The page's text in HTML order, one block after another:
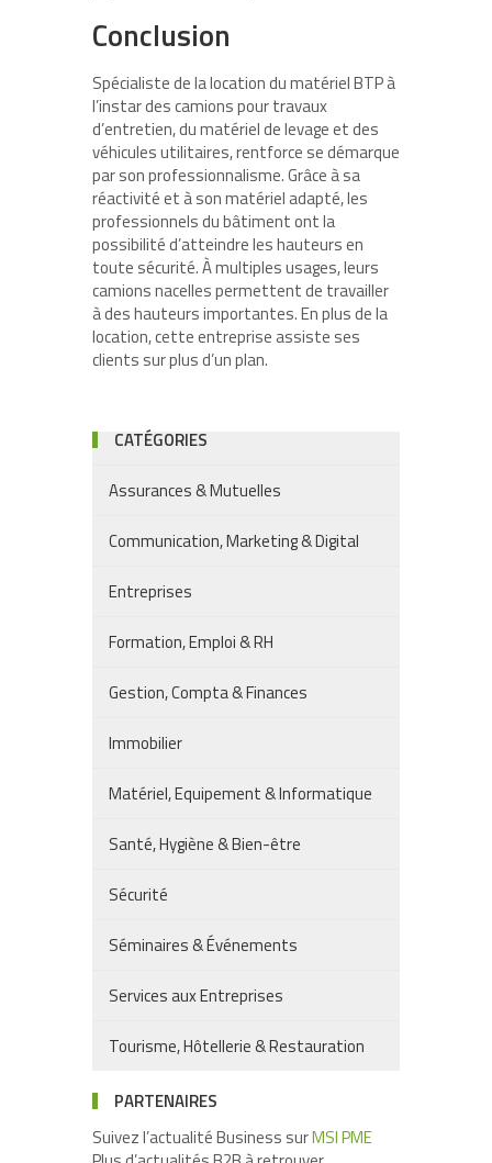
Conclusion
Spécialiste de la location du matériel BTP à
l’instar des camions pour travaux
d’entretien, du matériel de levage et des
véhicules utilitaires, rentforce se démarque
par son professionnalisme. Grâce à sa
réactivité et à son matériel adapté, les
professionnels du bâtiment ont la
possibilité d’atteindre les hauteurs en
toute sécurité. À multiples usages, leurs
camions nacelles permettent de travailler
à des hauteurs importantes. En plus de la
location, cette entreprise assiste ses
clients sur plus d’un plan.
CATÉGORIES
Assurances & Mutuelles
Communication, Marketing & Digital
Entreprises
Formation, Emploi & RH
Gestion, Compta & Finances
Immobilier
Matériel, Equipement & Informatique
Santé, Hygiène & Bien-être
Sécurité
Séminaires & Événements
Services aux Entreprises
Tourisme, Hôtellerie & Restauration
PARTENAIRES
Suivez l’actualité Business surMSI PME